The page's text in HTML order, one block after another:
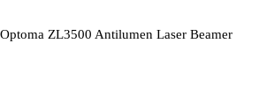
Optoma ZL3500 Antilumen Laser Beamer